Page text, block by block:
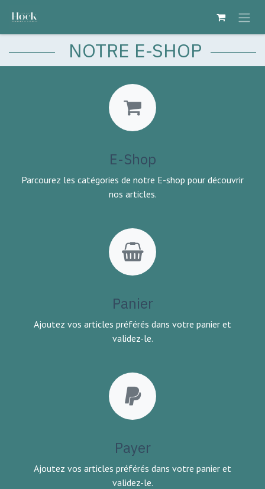
NOTRE E-SHOP
E-Shop
Parcourez les catégories de notre E-shop pour découvrir
nos articles.
Panier
Ajoutez vos articles préférés dans votre panier et
validez-le.
Payer
Ajoutez vos articles préférés dans votre panier et
validez-le.